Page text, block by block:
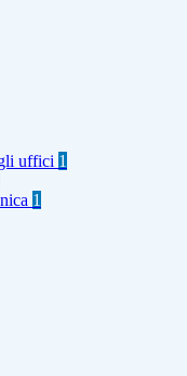
uffici 1
1